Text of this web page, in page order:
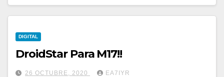
DIGITAL
DroidStar Para M17!!
26 OCTUBRE, 2020 EA7IYR